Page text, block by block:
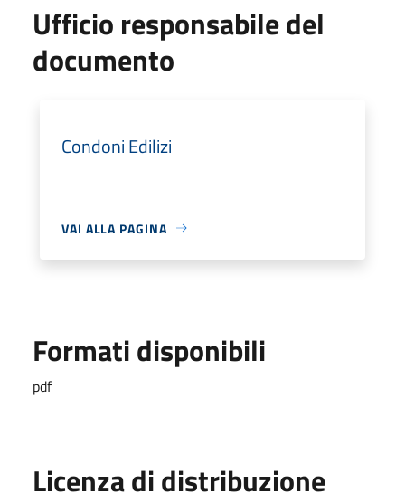
Ufficio responsabile del
documento
Condoni Edilizi
VAI ALLA PAGINA
Formati disponibili
pdf
Licenza di distribuzione